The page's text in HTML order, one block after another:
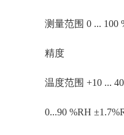
测量范围 0 ... 100
精度
温度范围 +10 ...
0...90 %RH